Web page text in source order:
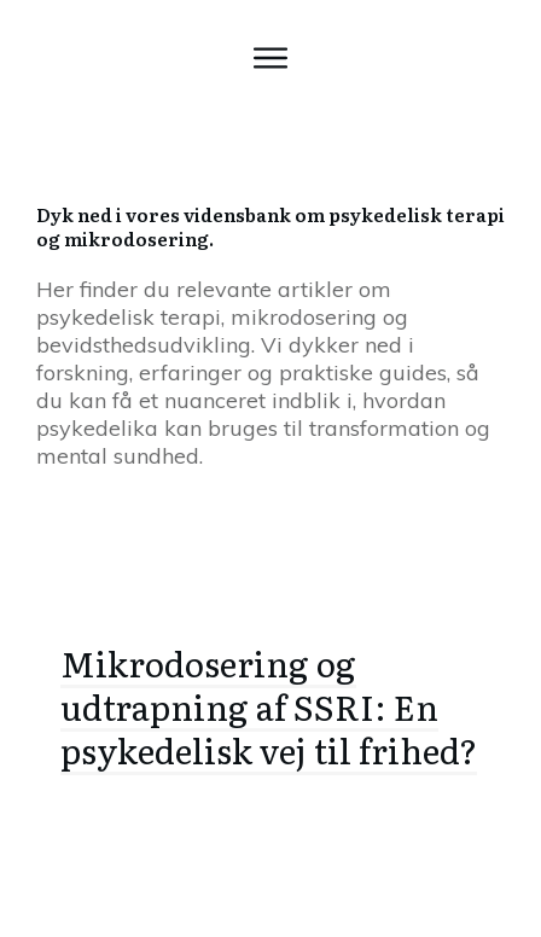
Dyk ned i vores vidensbank om psykedelisk terapi
og mikrodosering.
Her finder du relevante artikler om
psykedelisk terapi, mikrodosering og
bevidsthedsudvikling. Vi dykker ned i
forskning, erfaringer og praktiske guides, så
du kan få et nuanceret indblik i, hvordan
psykedelika kan bruges til transformation og
mental sundhed.
Mikrodosering og
udtrapning af SSRI: En
psykedelisk vej til frihed?